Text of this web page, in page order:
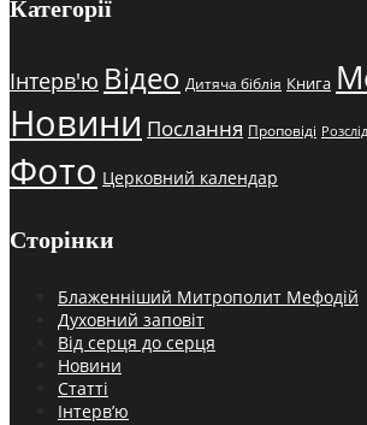
Категорії
Інтерв'ю Відео Дитяча біблія Книга
Новини Послання Проповіді
Фото Церковний календар
Сторінки
Блаженніший Митрополит Мефодій
Духовний заповіт
Від серця до серця
Новини
Статті
Інтерв’ю